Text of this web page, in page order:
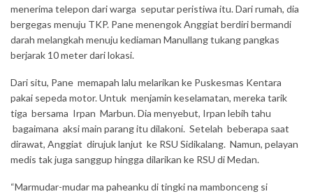
menerima telepon dari warga seputar peristiwa itu. Dari rumah, dia
bergegas menuju TKP. Pane menengok Anggiat berdiri bermandi
darah melangkah menuju kediaman Manullang tukang pangkas
berjarak 10 meter dari lokasi.
Dari situ, Pane memapah lalu melarikan ke Puskesmas Kentara
pakai sepeda motor. Untuk menjamin keselamatan, mereka tarik
tiga bersama Irpan Marbun. Dia menyebut, Irpan lebih tahu
bagaimana aksi main parang itu dilakoni. Setelah beberapa saat
dirawat, Anggiat dirujuk lanjut ke RSU Sidikalang. Namun, pelayan
medis tak juga sanggup hingga dilarikan ke RSU di Medan.
“Marmudar-mudar ma paheanku di tingki na mambonceng si